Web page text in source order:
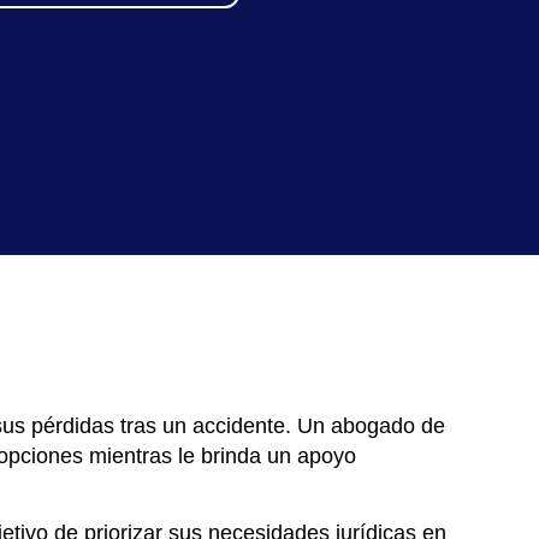
pérdidas tras un accidente. Un abogado de
mientras le brinda un apoyo
de priorizar sus necesidades jurídicas en